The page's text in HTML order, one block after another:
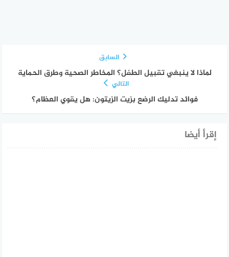
السابق
لماذا لا ينبغي تقبيل الطفل؟ المخاطر الصحية وطرق الحماية
التالي
فوائد تدليك الرضع بزيت الزيتون: هل يقوي العظام؟
إقرأ أيضا